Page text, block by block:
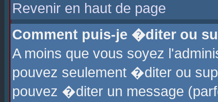
Revenir en haut de page
Comment puis-je �diter ou
A moins que vous soyez
pouvez seulement �diter ou
pouvez �diter un message